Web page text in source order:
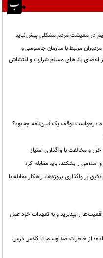
در معیشت مردم مشکلی پیش نیاید
شناسایی و دستگیری ۲۱ نفر از مزدوران مرتبط با سازمان جاسوسی و
رژیم صهیونیستی و بازداشت ۴ نفر از اعضای باندهای مسلح شرارت و اغتشاش
درخواست توقف یک آیین‌نامه چه بود؟
و مخالفت با واگذاری امتیاز
را بشکند، باید مقابله کرد
بر واگذاری پروژه‌ها، راهکار مقابله با
را بپذیرید و به تعهدات خود عمل
از خاطرات صداوسیما تا کلاس درس